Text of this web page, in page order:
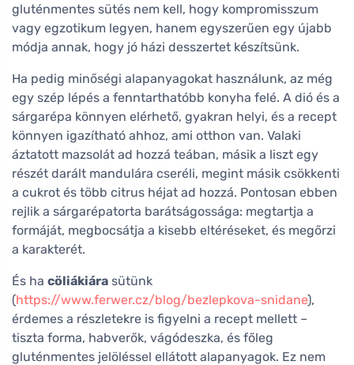
gluténmentes sütés nem kell, hogy kompromisszum
vagy egzotikum legyen, hanem egyszerűen egy újabb
módja annak, hogy jó házi desszertet készítsünk.
Ha pedig minőségi alapanyagokat használunk, az még
egy szép lépés a fenntarthatóbb konyha felé. A dió és a
sárgarépa könnyen elérhető, gyakran helyi, és a recept
könnyen igazítható ahhoz, ami otthon van. Valaki
áztatott mazsolát ad hozzá teában, másik a liszt egy
részét darált mandulára cseréli, megint másik csökkenti
a cukrot és több citrus héjat ad hozzá. Pontosan ebben
rejlik a sárgarépatorta barátságossága: megtartja a
formáját, megbocsátja a kisebb eltéréseket, és megőrzi
a karakterét.
És ha cöliákiára sütünk
(https://www.ferwer.cz/blog/bezlepkova-snidane),
érdemes a részletekre is figyelni a recept mellett –
tiszta forma, habverők, vágódeszka, és főleg
gluténmentes jelöléssel ellátott alapanyagok. Ez nem